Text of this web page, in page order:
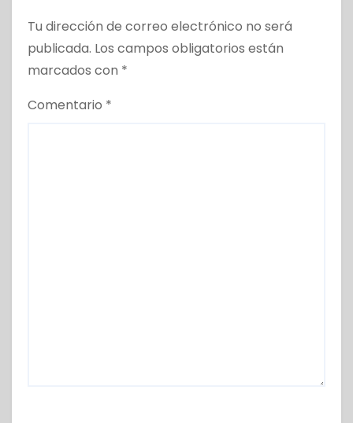
Tu dirección de correo electrónico no será
publicada. Los campos obligatorios están
marcados con *
Comentario *